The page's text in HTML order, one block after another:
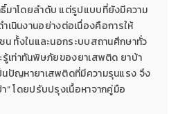
มาโดยลําดับ แต่รูปแบบที่ยังมีความ
เนินงานอย่างต่อเนื่องคือการให้
น ทั้งในและนอกระบบสถานศึกษาทั่ว
รู้เท่าทันพิษภัยของยาเสพติด ยาบ้า
นปัญหายาเสพติดที่มีความรุนแรง จึง
” โดยปรับปรุงเนื้อหาจากคู่มือ